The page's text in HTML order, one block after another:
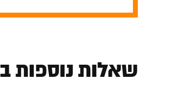
שאלות נוספות